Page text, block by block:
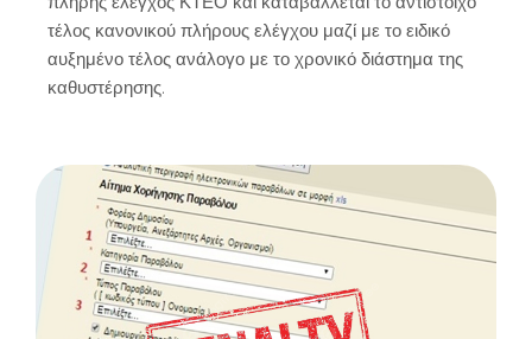
τέλος κανονικού πλήρους ελέγχου μαζί με το ειδικό
αυξημένο τέλος ανάλογο με το χρονικό διάστημα της
καθυστέρησης.